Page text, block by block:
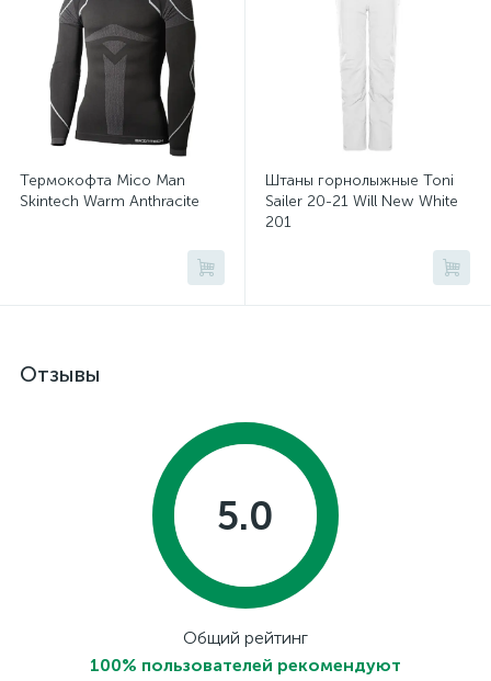
Термокофта Mico Man
Skintech Warm Anthracite
Штаны горнолыжные Toni
Sailer 20-21 Will New White
201
Отзывы
5.0
Общий рейтинг
100% пользователей рекомендуют